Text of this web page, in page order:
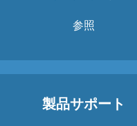
参照
製品サポート